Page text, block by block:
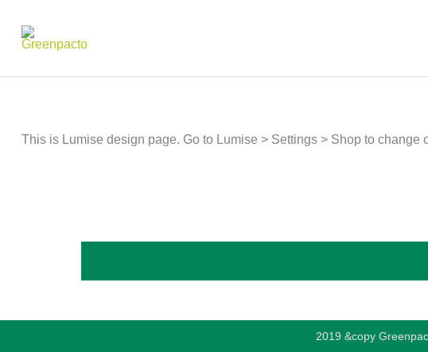
This is Lumise design page. Go to Lumise > Settings > Shop to change
2019 &copy